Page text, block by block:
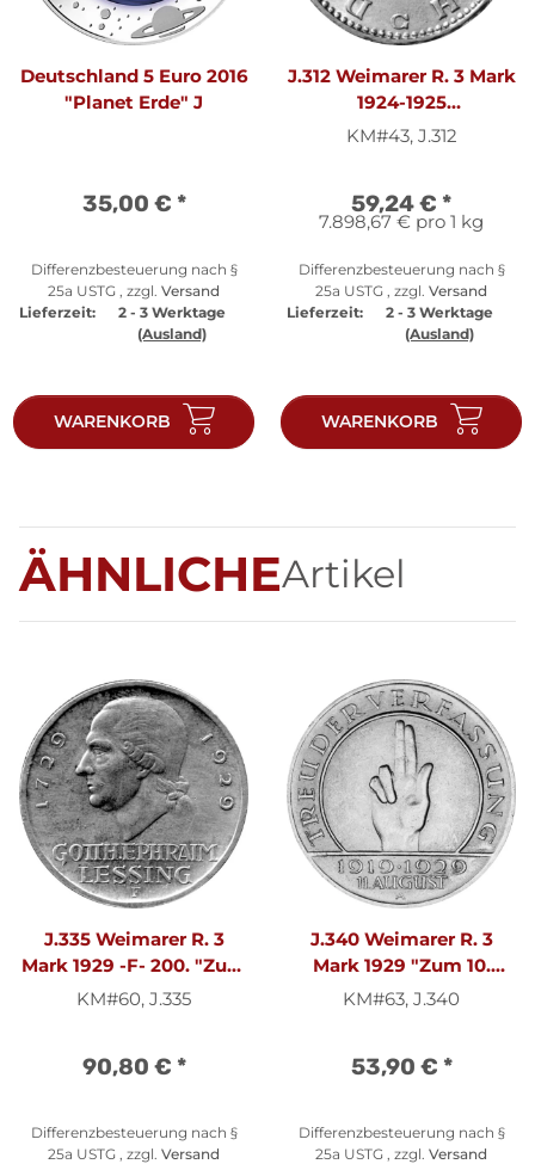
Deutschland 5 Euro 2016
"Planet Erde" J
35,00 € *
Differenzbesteuerung nach §
25a USTG , zzgl. Versand
Lieferzeit:
2 - 3 Werktage
(Ausland)
WARENKORB
J.312 Weimarer R. 3 Mark
1924-1925
"Umlaufmünze" - ss
KM#43, J.312
59,24 € *
7.898,67 € pro 1 kg
Differenzbesteuerung nach §
25a USTG , zzgl. Versand
Lieferzeit:
2 - 3 Werktage
(Ausland)
WARENKORB
ÄHNLICHEArtikel
J.335 Weimarer R. 3
Mark 1929 -F- 200. "Zum
Geburtstag von
KM#60, J.335
90,80 € *
Differenzbesteuerung nach §
25a USTG , zzgl. Versand
J.340 Weimarer R. 3
Mark 1929 "Zum 10.
Jahrestag der
KM#63, J.340
53,90 € *
Differenzbesteuerung nach §
25a USTG , zzgl. Versand